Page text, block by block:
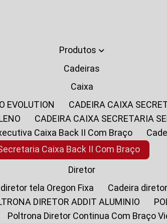
Produtos
Cadeiras
Caixa
EVOLUTION
CADEIRA CAIXA
CADEIRA CAIXA SECRETARIA
Caixa Back II Com Braço
Secretaria Caixa Back II Com Braço
Diretor
diretor tela Oregon Fixa
Cadeira
DIRETOR ADDIT ALUMINIO
Poltrona Diretor Continua Com Braço